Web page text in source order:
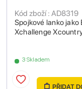
Spojkové lanko
Xchallenge
Kód zboží : AD8319
3 Skladem
PŘIDAT